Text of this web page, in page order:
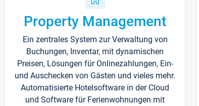
Property Management
Ein zentrales System zur Verwaltung von
Buchungen, Inventar, mit dynamischen
Preisen, Lösungen für Onlinezahlungen, Ein-
und Auschecken von Gästen und vieles mehr.
Automatisierte Hotelsoftware in der Cloud
und Software für Ferienwohnungen mit